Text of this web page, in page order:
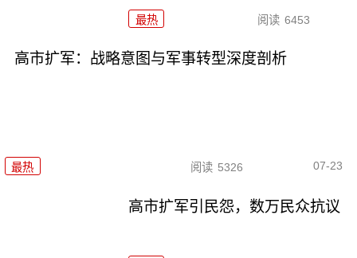
最热 阅读 6453
高市扩军：战略意图与军事转型深度剖析
最热 阅读 5326 07-23
高市扩军引民怨，数万民众抗议